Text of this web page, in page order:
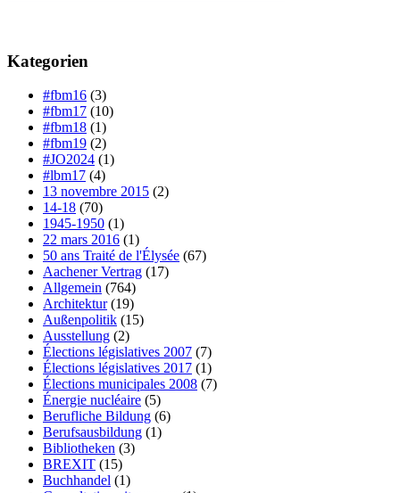
Kategorien
#fbm16 (3)
#fbm17 (10)
#fbm18 (1)
#fbm19 (2)
#JO2024 (1)
#lbm17 (4)
13 novembre 2015 (2)
14-18 (70)
1945-1950 (1)
22 mars 2016 (1)
50 ans Traité de l'Élysée (67)
Aachener Vertrag (17)
Allgemein (764)
Architektur(19)
Außenpolitik (15)
Ausstellung (2)
Élections législatives 2007 (7)
Élections législatives 2017 (1)
Élections municipales 2008 (7)
Énergie nucléaire (5)
Berufliche Bildung (6)
Berufsausbildung (1)
Bibliotheken (3)
BREXIT (15)
Buchhandel (1)